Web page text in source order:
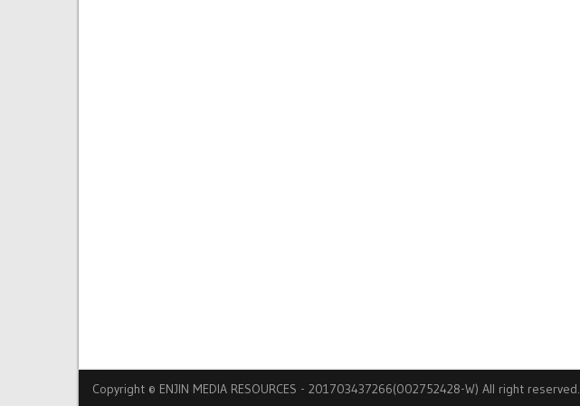
Copyright © ENJIN MEDIA RESOURCES - 201703437266(002752428-W) All right reserved.